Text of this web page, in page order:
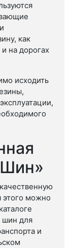
как
на дорогах
исходить
этого можно
шин для
и